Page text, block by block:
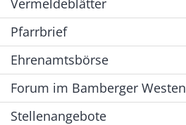
Pfarrbrief
Ehrenamtsbörse
Forum im Bamberger Westen
Stellenangebote